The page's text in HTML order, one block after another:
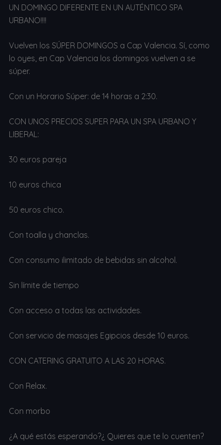
UN DOMINGO DIFERENTE EN UN AUTÉNTICO SPA
URBANO!!!!
Vuelven los SÚPER DOMINGOS a Cap Valencia. Sí, como
lo oyes, en Cap Valencia los domingos vuelven a se
súper.
Con un Horario Súper: de 14 horas a 2:30.
CON UNOS PRECIOS SUPER PARA UN SPA URBANO Y
LIBERAL:
30 euros pareja
10 euros chica
50 euros chico.
Con toalla y chanclas.
Con consumo ilimitado de bebidas sin alcohol.
Sin límite de tiempo
Con acceso a todas las actividades.
Con servicio de masajes Egipcios desde 10 euros.
CON CATERING GRATUITO A LAS 20 HORAS.
Con Relax.
Con morbo
¿A qué estás esperando?¿ Quieres que te lo cuenten?